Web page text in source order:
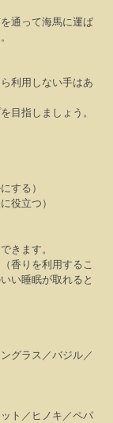
通って海馬に運ば
利用しない手はあ
目指しましょう。
する）
役立つ）
きます。
香りを利用するこ
い睡眠が取れると
グラス／バジル／
ト／ヒノキ／ペパ